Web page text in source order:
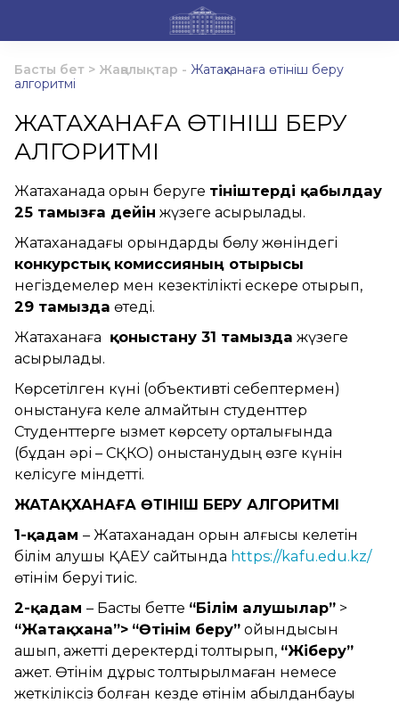
Басты бет > Жаңалықтар - Жатақханаға өтініш беру
алгоритмі
ЖАТАҚХАНАҒА ӨТІНІШ БЕРУ
АЛГОРИТМІ
Жатақханада орын беруге өтініштерді қабылдау
25 тамызға дейін жүзеге асырылады.
Жатақханадағы орындарды бөлу жөніндегі
конкурстық комиссияның отырысы
негіздемелер мен кезектілікті ескере отырып,
29 тамызда өтеді.
Жатақханаға қоныстану 31 тамызда жүзеге
асырылады.
Көрсетілген күні (объективті себептермен)
қоныстануға келе алмайтын студенттер
Студенттерге қызмет көрсету орталығында
(бұдан әрі – СҚКО) қоныстанудың өзге күнін
келісуге міндетті.
ЖАТАҚХАНАҒА ӨТІНІШ БЕРУ АЛГОРИТМІ
1-қадам – Жатақханадан орын алғысы келетін
білім алушы ҚАЕУ сайтында https://kafu.edu.kz/
өтінім беруі тиіс.
2-қадам – Басты бетте “Білім алушылар” >
“Жатақхана”> “Өтінім беру” қойындысын
ашып, қажетті деректерді толтырып, “Жіберу”
қажет. Өтінім дұрыс толтырылмаған немесе
жеткіліксіз болған кезде өтінім қабылданбауы